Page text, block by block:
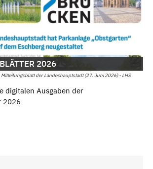
Mitteilungsblatt der Landeshauptstadt (27. Juni 2026) - LHS
2026
digitalen Ausgaben der
2026